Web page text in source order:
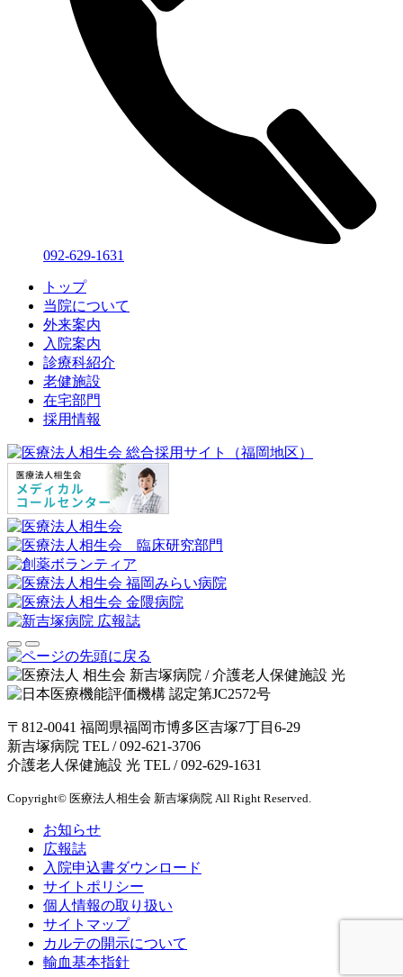
092-629-1631
トップ
当院について
外来案内
入院案内
診療科紹介
老健施設
在宅部門
採用情報
〒812-0041 福岡県福岡市博多区吉塚7丁目6-29
新吉塚病院 TEL /092-621-3706
介護老人保健施設 光 TEL /092-629-1631
Copyright© 医療法人相生会 新吉塚病院 All Right Reserved.
お知らせ
広報誌
入院申込書ダウンロード
サイトポリシー
個人情報の取り扱い
サイトマップ
カルテの開示について
輸血基本指針